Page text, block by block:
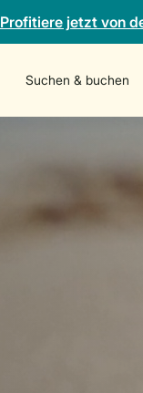
Profitiere jetzt von
Suchen & buchen